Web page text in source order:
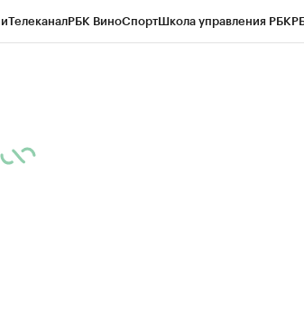
ТелеканалРБК ВиноСпортШкола управления РБК